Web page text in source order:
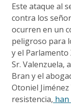
Este ataque al
contra los
ocurren en un
peligroso para
y el Parlamento
Sr. Valenzuela,
Bran y el
Otoniel
resistencia, han